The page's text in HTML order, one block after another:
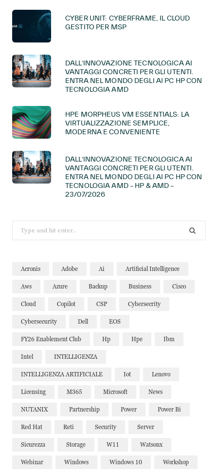
CYBER UNIT: CYBERFRAME, IL CLOUD
GESTITO PER MSP
DALL’INNOVAZIONE TECNOLOGICA AI
VANTAGGI CONCRETI PER GLI UTENTI.
ENTRA NEL MONDO DEGLI AI PC HP CON
TECNOLOGIA AMD
HPE MORPHEUS VM ESSENTIALS: LA
VIRTUALIZZAZIONE SEMPLICE,
MODERNA E CONVENIENTE
DALL’INNOVAZIONE TECNOLOGICA AI
VANTAGGI CONCRETI PER GLI UTENTI.
ENTRA NEL MONDO DEGLI AI PC HP CON
TECNOLOGIA AMD – HP & AMD –
23/07/2026
for:
Acronis Adobe Ai Artificial Intelligence
Aws Azure Backup Business Cisco
Cloud Copilot CSP Cybersecrity
Cybersecurity Dell EOS
FY26 Enablement Club Hp Hpe Ibm
Intel INTELLIGENZA
INTELLIGENZA ARTIFICIALE Iot Lenovo
Licensing M365 Microsoft News
NUTANIX Partnership Power Power Bi
Red Hat Reti Security Server
Sicurezza Storage W11 Watsonx
Webinar Windows Windows 10 Workshop